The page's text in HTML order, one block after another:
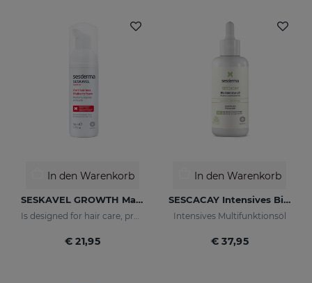
In den Warenkorb
SESKAVEL GROWTH Maulbeerschaum
Is designed for hair care, prevent and stop hair loss and stimulate growth.
€ 21,95
In den Warenkorb
SESCACAY Intensives Bio-Öl
Intensives Multifunktionsöl
€ 37,95